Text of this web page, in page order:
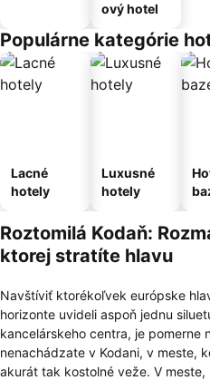
ový hotel
Populárne kategórie
Lacné
hotely
Luxusné
hotely
Roztomilá Kodaň:
ktorej stratíte hlavu
Navštíviť ktorékoľvek európske
horizonte uvideli aspoň jednu
kancelárskeho centra, je pomerne
nenachádzate v Kodani, v meste,
akurát tak kostolné veže. V